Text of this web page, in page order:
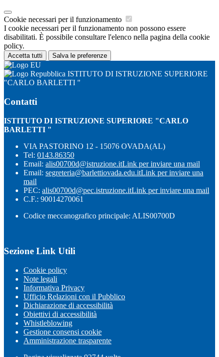
Cookie necessari per il funzionamento
I cookie necessari per il funzionamento non possono essere
disabilitati. È possibile consultare l'elenco nella pagina della cookie
policy.
Accetta tutti Salva le preferenze
ISTITUTO DI ISTRUZIONE SUPERIORE
"CARLO BARLETTI "
Contatti
ISTITUTO DI ISTRUZIONE SUPERIORE "CARLO
BARLETTI "
VIA PASTORINO 12 - 15076 OVADA(AL)
Tel: 0143.86350
Email: alis00700d@istruzione.itLink per inviare una mail
Email: segreteria@barlettiovada.edu.itLink per inviare una
mail
PEC: alis00700d@pec.istruzione.itLink per inviare una mail
C.F.: 90014270061
Codice meccanografico principale: ALIS00700D
Sezione Link Utili
Cookie policy
Note legali
Informativa Privacy
Ufficio Relazioni con il Pubblico
Dichiarazione di accessibilità
Obiettivi di accessibilità
Whistleblowing
Gestione consensi cookie
Amministrazione trasparente